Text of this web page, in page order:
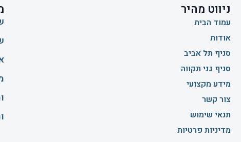
ניווט מהיר
עמוד הבית
אודות
סניף תל אביב
סניף גני תקווה
מידע מקצועי
צור קשר
תנאי שימוש
מדיניות פרטיות